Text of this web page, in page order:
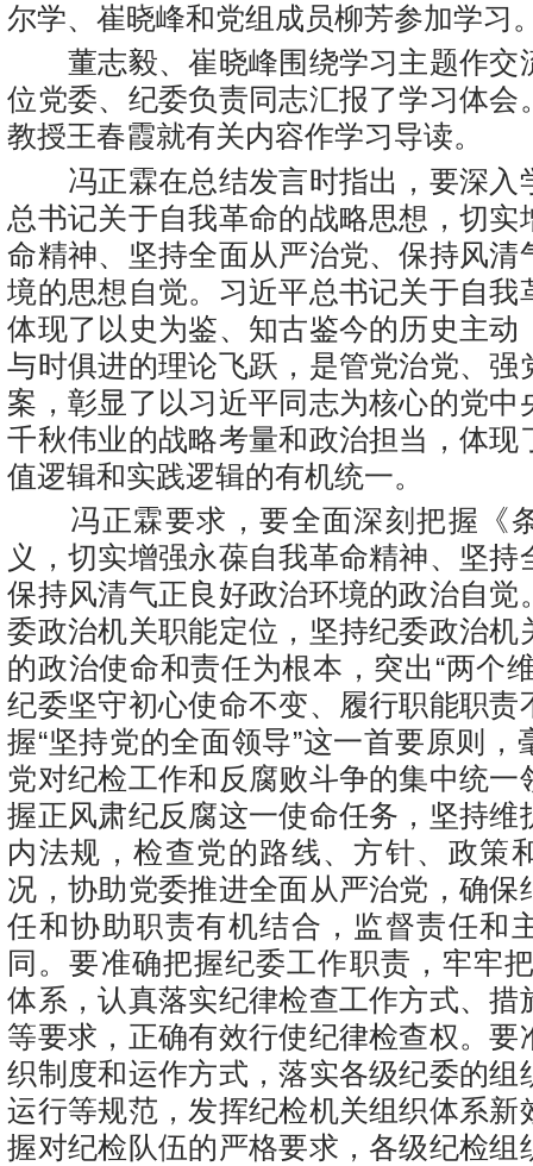
尔学、崔晓峰和党组成员柳芳参加学习
董志毅、崔晓峰围绕学习主题作交
位党委、纪委负责同志汇报了学习体会
教授王春霞就有关内容作学习导读。
冯正霖在总结发言时指出，要深入
总书记关于自我革命的战略思想，切实
命精神、坚持全面从严治党、保持风清
境的思想自觉。习近平总书记关于自我
体现了以史为鉴、知古鉴今的历史主动
与时俱进的理论飞跃，是管党治党、强
案，彰显了以习近平同志为核心的党中
千秋伟业的战略考量和政治担当，体现
值逻辑和实践逻辑的有机统一。
冯正霖要求，要全面深刻把握《
义，切实增强永葆自我革命精神、坚持
保持风清气正良好政治环境的政治自觉
委政治机关职能定位，坚持纪委政治机
的政治使命和责任为根本，突出“两个
纪委坚守初心使命不变、履行职能职责
握“坚持党的全面领导”这一首要原则，
党对纪检工作和反腐败斗争的集中统一
握正风肃纪反腐这一使命任务，坚持维
内法规，检查党的路线、方针、政策
况，协助党委推进全面从严治党，确保
任和协助职责有机结合，监督责任和
同。要准确把握纪委工作职责，牢牢
体系，认真落实纪律检查工作方式、措
等要求，正确有效行使纪律检查权。要
织制度和运作方式，落实各级纪委的组
运行等规范，发挥纪检机关组织体系新
握对纪检队伍的严格要求，各级纪检组